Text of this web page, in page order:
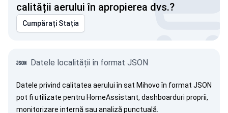
calității aerului în apropierea dvs.?
Cumpărați Stația
Datele localității în format JSON
Datele privind calitatea aerului în sat Mihovo în format JSON
pot fi utilizate pentru HomeAssistant, dashboarduri proprii,
monitorizare internă sau analiză punctuală.